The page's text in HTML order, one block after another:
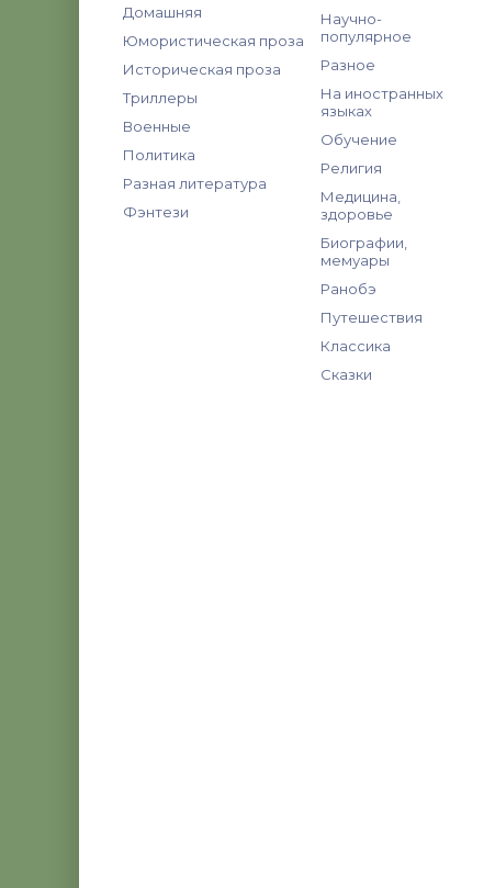
Домашняя
Юмористическая проза
Историческая проза
Триллеры
Военные
Политика
Разная литература
Фэнтези
Научно-
популярное
Разное
На иностранных
языках
Обучение
Религия
Медицина,
здоровье
Биографии,
мемуары
Ранобэ
Путешествия
Классика
Сказки